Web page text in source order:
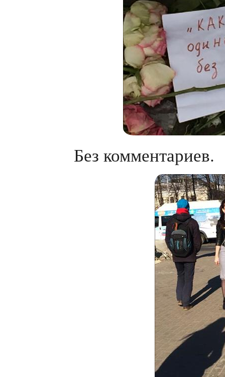
Без комментариев.